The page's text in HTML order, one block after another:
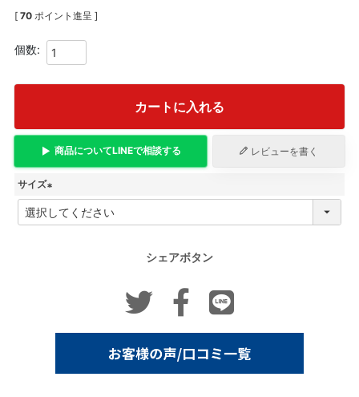
[ 70 ポイント進呈 ]
カートに入れる
商品についてLINEで相談する レビューを書く
サイズ
必
シェアボタン